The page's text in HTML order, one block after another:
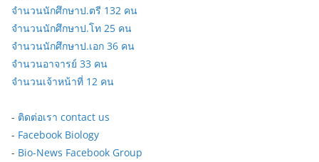
จำนวนนักศึกษาป.ตรี 132 คน
จำนวนนักศึกษาป.โท 25 คน
จำนวนนักศึกษาป.เอก 36 คน
จำนวนอาจารย์ 33 คน
จำนวนเจ้าหน้าที่ 12 คน
- ติดต่อเรา contact us
- Facebook Biology
- Bio-News Facebook Group